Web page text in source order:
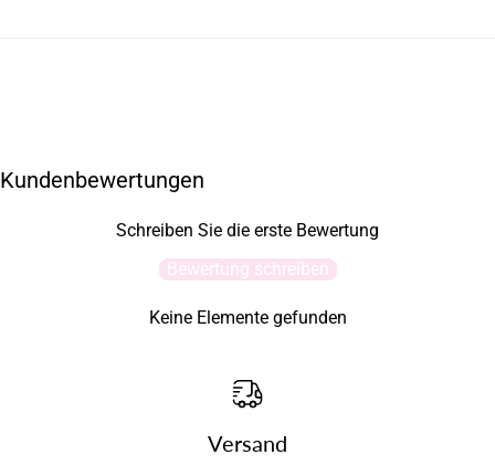
Kundenbewertungen
Schreiben Sie die erste Bewertung
Bewertung schreiben
Keine Elemente gefunden
Versand